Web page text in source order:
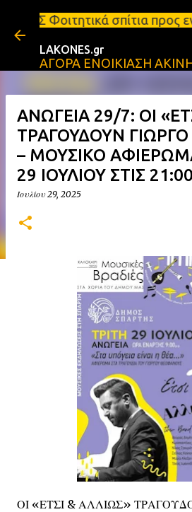
Μετάβαση στο κύριο
σπίτια προς ενοικίαση στη
LAKONES.gr
ΑΓΟΡΑ ΕΝΟΙΚΙΑΣΗ
ΑΝΩΓΕΙΑ 29/7: ΟΙ
ΤΡΑΓΟΥΔΟΥΝ
– ΜΟΥΣΙΚΟ
29 ΙΟΥΛΙΟΥ ΣΤΙΣ 21:00
Ιουλίου 29, 2025
ΟΙ «ΕΤΣΙ & ΑΛΛΙΩΣ»